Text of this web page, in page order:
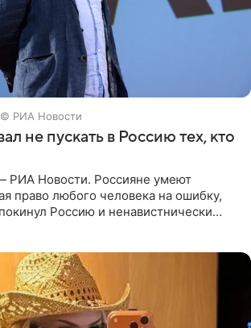
© РИА Новости
не пускать в Россию тех, кто
РИА Новости. Россияне умеют
право любого человека на ошибку,
Россию и ненавистнически